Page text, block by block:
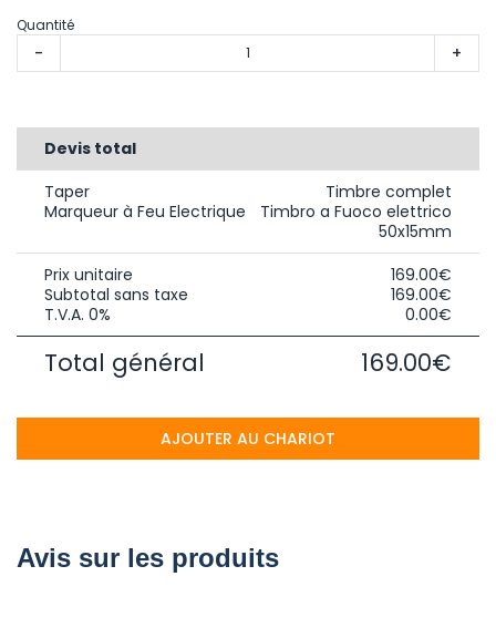
Avis sur les produits
Quantité
- +
Devis total
Taper
Timbre complet
Marqueur à Feu Electrique
Timbro a Fuoco elettrico
50x15mm
Prix unitaire
169.00€
Subtotal sans taxe
169.00€
T.V.A. 0%
0.00€
Total général 169.00€
AJOUTER AU CHARIOT